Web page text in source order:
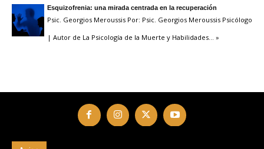
Esquizofrenia: una mirada centrada en la recuperación
Psic. Georgios Meroussis Por: Psic. Georgios Meroussis Psicólogo
| Autor de La Psicología de la Muerte y Habilidades … »